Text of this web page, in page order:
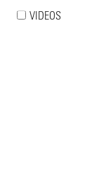
VIDEOS